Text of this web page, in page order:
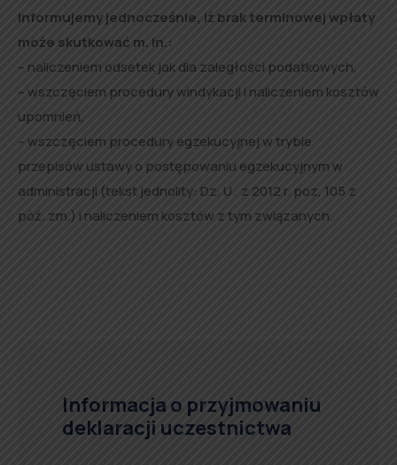
Informujemy jednocześnie, iż brak terminowej wpłaty
może skutkować m. in.:
– naliczeniem odsetek jak dla zaległości podatkowych,
– wszczęciem procedury windykacji i naliczeniem kosztów
upomnień,
– wszczęciem procedury egzekucyjnej w trybie
przepisów ustawy o postępowaniu egzekucyjnym w
administracji (tekst jednolity: Dz. U. z 2012 r. poz, 105 z
póź. zm.) i naliczeniem kosztów z tym związanych.
Informacja o przyjmowaniu
deklaracji uczestnictwa